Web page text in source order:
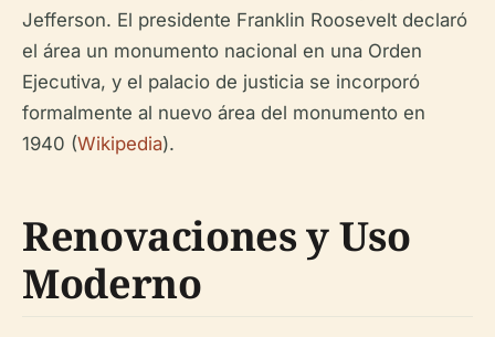
Jefferson. El presidente Franklin Roosevelt declaró
el área un monumento nacional en una Orden
Ejecutiva, y el palacio de justicia se incorporó
formalmente al nuevo área del monumento en
1940 (Wikipedia).
Renovaciones y Uso
Moderno